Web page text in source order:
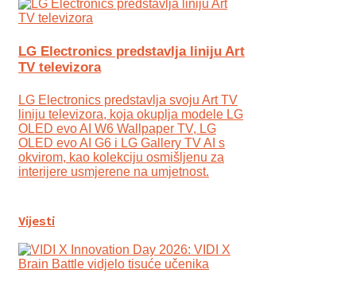
LG Electronics predstavlja liniju Art
TV televizora
LG Electronics predstavlja svoju Art TV
liniju televizora, koja okuplja modele LG
OLED evo AI W6 Wallpaper TV, LG
OLED evo AI G6 i LG Gallery TV AI s
okvirom, kao kolekciju osmišljenu za
interijere usmjerene na umjetnost.
Vijesti